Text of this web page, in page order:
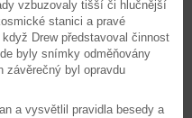
vzbuzovaly tišší či hlučnější
stanici a pravé
Drew představoval činnost
byly snímky odměňovány
závěrečný byl opravdu
a vysvětlil pravidla besedy a